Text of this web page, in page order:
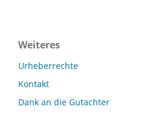
Weiteres
Urheberrechte
Kontakt
Dank an die Gutachter